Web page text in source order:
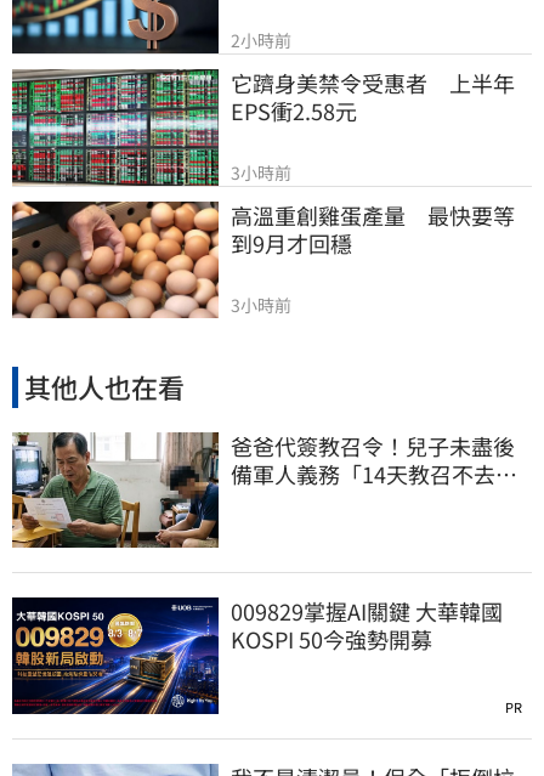
2小時前
它躋身美禁令受惠者　上半年
EPS衝2.58元
3小時前
高溫重創雞蛋產量　最快要等
到9月才回穩
3小時前
其他人也在看
爸爸代簽教召令！兒子未盡後
備軍人義務「14天教召不去」
009829掌握AI關鍵 大華韓國
KOSPI 50今強勢開募
PR